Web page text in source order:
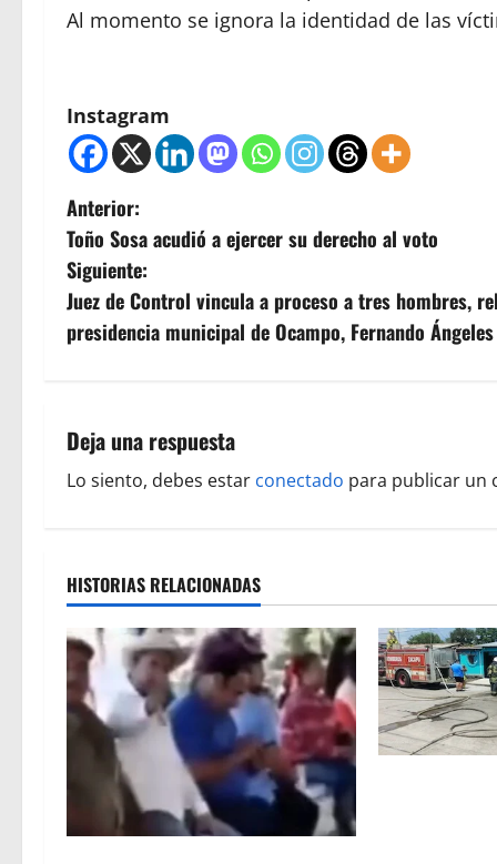
Al momento se ignora la identidad de las
Instagram
N
a
v
e
a
c
ó
n
d
e
n
Anterior:
Toño Sosa acudió a ejercer su derecho al voto
Siguiente:
Juez de Control vincula a proceso a tres hombres,
presidencia municipal de Ocampo, Fernando Ángeles
Deja una respuesta
Lo siento, debes estar conectado para publicar un
HISTORIAS RELACIONADAS